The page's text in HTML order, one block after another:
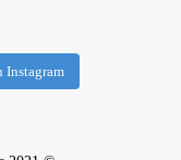
Instagram